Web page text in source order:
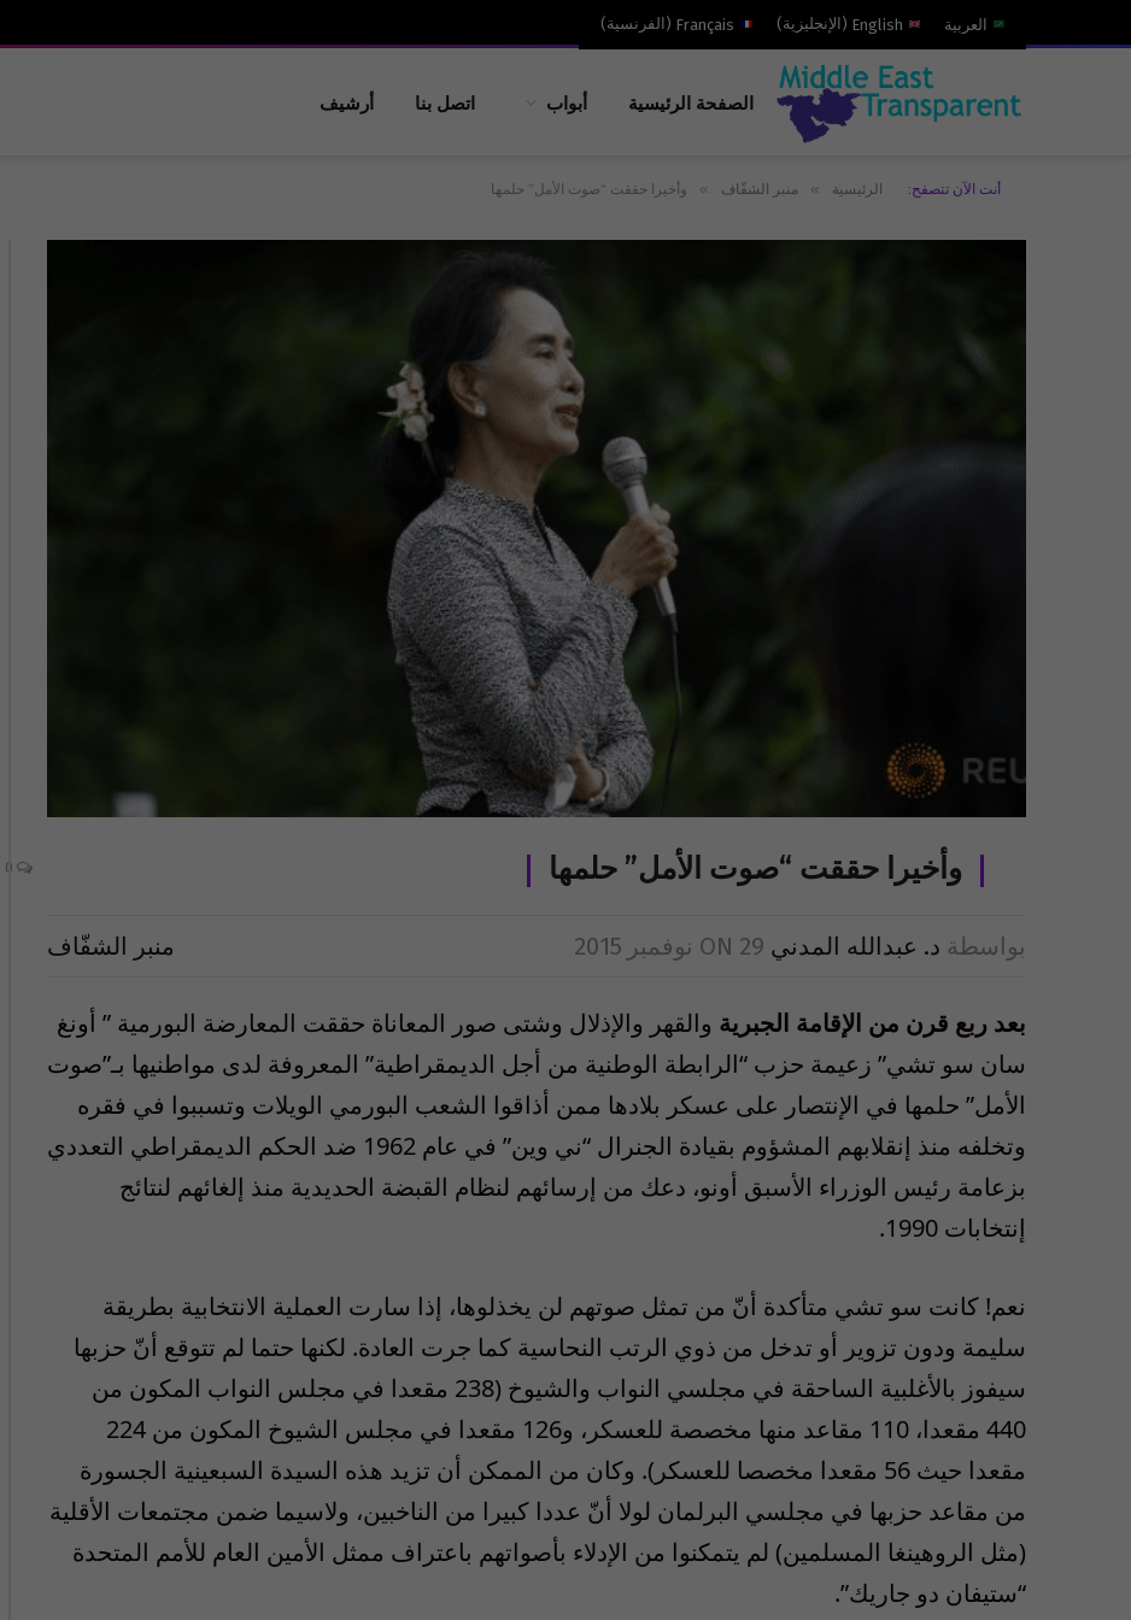
العربية English
( الإنجليزية)
Français
( الفرنسية)
الصفحة الرئيسية أبواب اتصل بنا أرشيف
أنت الآن تتصفح: الرئيسية » منبر الشفّاف » وأخيرا حققت “صوت الأمل” حلمها
وأخيرا حققت “صوت الأمل” حلمها
بواسطة د. عبدالله المدني ON 29 نوفمبر 2015 منبر الشفّاف
بعد ربع قرن من الإقامة الجبرية والقهر والإذلال وشتى صور المعاناة حققت المعارضة البورمية ” أونغ
سان سو تشي” زعيمة حزب “الرابطة الوطنية من أجل الديمقراطية” المعروفة لدى مواطنيها بـ”صوت
الأمل” حلمها في الإنتصار على عسكر بلادها ممن أذاقوا الشعب البورمي الويلات وتسببوا في فقره
وتخلفه منذ إنقلابهم المشؤوم بقيادة الجنرال “ني وين” في عام 1962 ضد الحكم الديمقراطي التعددي
بزعامة رئيس الوزراء الأسبق أونو، دعك من إرسائهم لنظام القبضة الحديدية منذ إلغائهم لنتائج
إنتخابات 1990.
نعم! كانت سو تشي متأكدة أنّ من تمثل صوتهم لن يخذلوها، إذا سارت العملية الانتخابية بطريقة
سليمة ودون تزوير أو تدخل من ذوي الرتب النحاسية كما جرت العادة. لكنها حتما لم تتوقع أنّ حزبها
سيفوز بالأغلبية الساحقة في مجلسي النواب والشيوخ (238 مقعدا في مجلس النواب المكون من
440 مقعدا، 110 مقاعد منها مخصصة للعسكر، و126 مقعدا في مجلس الشيوخ المكون من 224
مقعدا حيث 56 مقعدا مخصصا للعسكر). وكان من الممكن أن تزيد هذه السيدة السبعينية الجسورة
من مقاعد حزبها في مجلسي البرلمان لولا أنّ عددا كبيرا من الناخبين، ولاسيما ضمن مجتمعات الأقلية
(مثل الروهينغا المسلمين) لم يتمكنوا من الإدلاء بأصواتهم باعتراف ممثل الأمين العام للأمم المتحدة
“ستيفان دو جاريك”.